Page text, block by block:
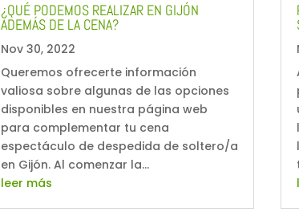
¿QUÉ PODEMOS REALIZAR EN GIJÓN
ADEMÁS DE LA CENA?
Nov 30, 2022
Queremos ofrecerte información
valiosa sobre algunas de las opciones
disponibles en nuestra página web
para complementar tu cena
espectáculo de despedida de soltero/a
en Gijón. Al comenzar la...
leer más